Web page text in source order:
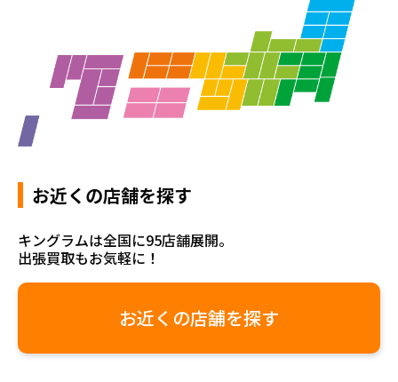
お近くの店舗を探す
キングラムは全国に95店舗展開。
出張買取もお気軽に！
お近くの店舗を探す